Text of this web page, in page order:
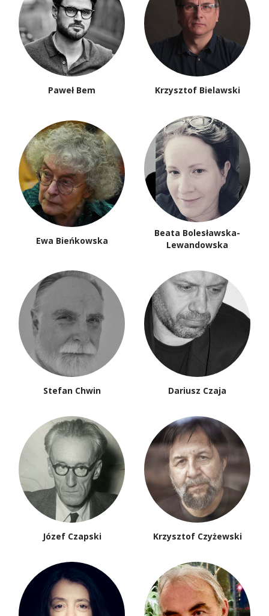
Paweł Bem Krzysztof Bielawski
Ewa Bieńkowska
Beata Bolesławska-
Lewandowska
Stefan Chwin Dariusz Czaja
Józef Czapski Krzysztof Czyżewski